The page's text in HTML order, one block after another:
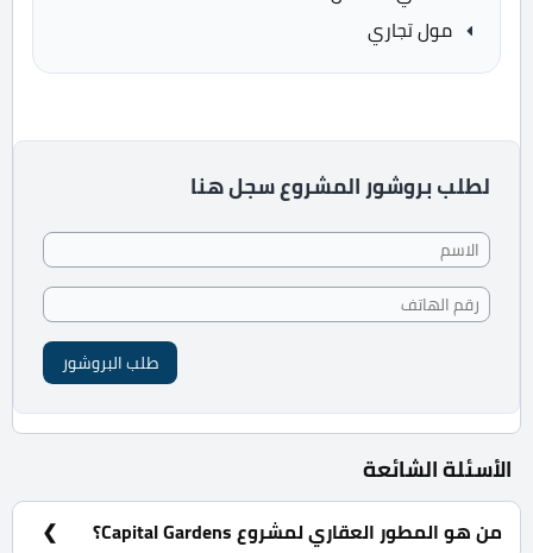
مول تجاري
لطلب بروشور المشروع سجل هنا
طلب البروشور
الأسئلة الشائعة
من هو المطور العقاري لمشروع Capital Gardens؟